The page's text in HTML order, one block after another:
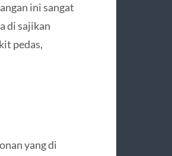
ini sangat
di sajikan
pedas,
yang di